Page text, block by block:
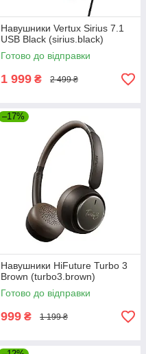
Навушники Vertux Sirius 7.1
USB Black (sirius.black)
Готово до відправки
1 999 ₴ 2 499 ₴
–17%
Навушники HiFuture Turbo 3
Brown (turbo3.brown)
Готово до відправки
999 ₴ 1 199 ₴